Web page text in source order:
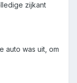
zijkant
auto was uit, om